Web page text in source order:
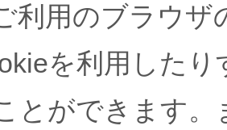
利用のブラウザ
を利用した
とができます